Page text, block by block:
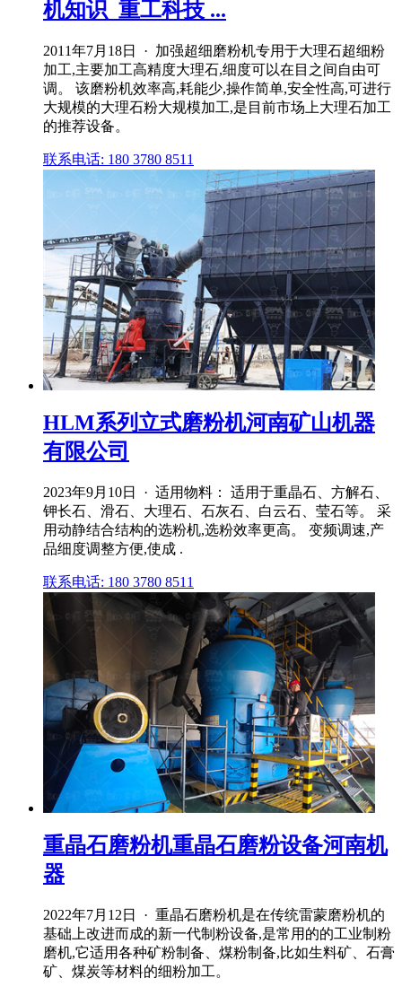
机知识_重工科技 ...
2011年7月18日 · 加强超细磨粉机专用于大理石超细粉
加工,主要加工高精度大理石,细度可以在目之间自由可
调。 该磨粉机效率高,耗能少,操作简单,安全性高,可进行
大规模的大理石粉大规模加工,是目前市场上大理石加工
的推荐设备。
联系电话: 180 3780 8511
HLM系列立式磨粉机河南矿山机器
有限公司
2023年9月10日 · 适用物料： 适用于重晶石、方解石、
钾长石、滑石、大理石、石灰石、白云石、莹石等。 采
用动静结合结构的选粉机,选粉效率更高。 变频调速,产
品细度调整方便,使成 .
联系电话: 180 3780 8511
重晶石磨粉机重晶石磨粉设备河南机
器
2022年7月12日 · 重晶石磨粉机是在传统雷蒙磨粉机的
基础上改进而成的新一代制粉设备,是常用的的工业制粉
磨机,它适用各种矿粉制备、煤粉制备,比如生料矿、石膏
矿、煤炭等材料的细粉加工。